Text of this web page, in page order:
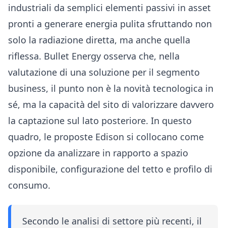
industriali da semplici elementi passivi in asset
pronti a generare energia pulita sfruttando non
solo la radiazione diretta, ma anche quella
riflessa. Bullet Energy osserva che, nella
valutazione di una soluzione per il segmento
business, il punto non è la novità tecnologica in
sé, ma la capacità del sito di valorizzare davvero
la captazione sul lato posteriore. In questo
quadro, le proposte Edison si collocano come
opzione da analizzare in rapporto a spazio
disponibile, configurazione del tetto e profilo di
consumo.
Secondo le analisi di settore più recenti, il